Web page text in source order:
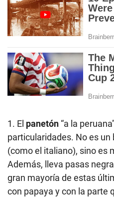
1. El panetón “a la
particularidades. No es
(como el italiano), sino es
Además, lleva pasas
gran mayoría de estas
con papaya y con la parte